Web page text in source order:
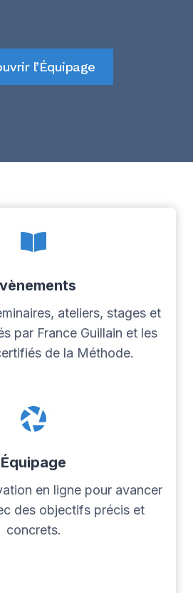
l’Équipage
ateliers, stages et
par France Guillain et les
de la Méthode.
Équipage
en ligne pour avancer
des objectifs précis et
concrets.